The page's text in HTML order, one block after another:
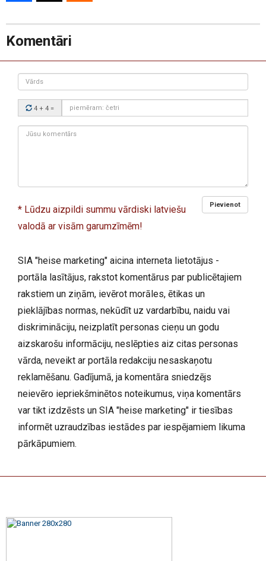
Komentāri
Vārds
Drošības
kods:
4 + 4 =
Jūsu
Pievienot
* Lūdzu aizpildi summu vārdiski latviešu
valodā ar visām garumzīmēm!
SIA "heise marketing" aicina interneta lietotājus -
portāla lasītājus, rakstot komentārus par publicētajiem
rakstiem un ziņām, ievērot morāles, ētikas un
pieklājības normas, nekūdīt uz vardarbību, naidu vai
diskrimināciju, neizplatīt personas cieņu un godu
aizskarošu informāciju, neslēpties aiz citas personas
vārda, neveikt ar portāla redakciju nesaskaņotu
reklamēšanu. Gadījumā, ja komentāra sniedzējs
neievēro iepriekšminētos noteikumus, viņa komentārs
var tikt izdzēsts un SIA "heise marketing" ir tiesības
informēt uzraudzības iestādes par iespējamiem likuma
pārkāpumiem.